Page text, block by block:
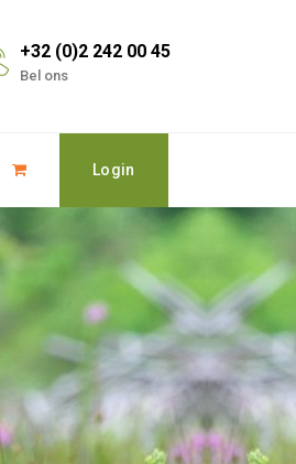
+32 (0)2 242 00 45
Bel ons
Login